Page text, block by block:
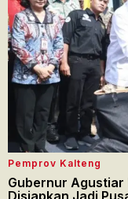
Pemprov Kalteng
Gubernur Agustiar
Disiapkan Jadi